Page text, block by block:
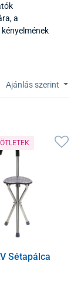
a
Ajánlás szerint
Sétapálca